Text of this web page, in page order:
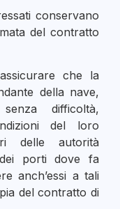
conservano
del contratto
che la
della nave,
difficoltà,
del loro
delle autorità
porti dove fa
anch’essi a tali
del contratto di